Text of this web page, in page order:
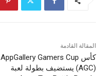
المقالة القادمة
كأس AppGallery Gamers Cup
(AGC) يستضيف بطولة لعبة